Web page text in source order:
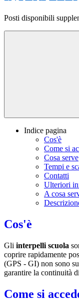
Posti disponibili
Indice pagina
Cos'è
Come si
Cosa serve
Tempi e
Contatti
Ulteriori
A cosa
Cos'è
Gli interpelli scuola
coprire rapidamente
(GPS - GI) non sono
garantire la continuità
Come si